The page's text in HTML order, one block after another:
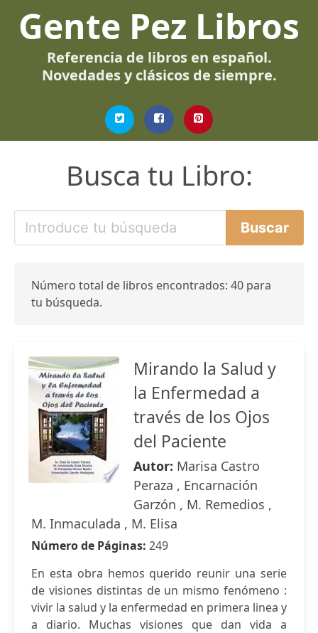
Gente Pez Libros
Referencia de libros en español.
Novedades y clásicos de siempre.
Busca tu Libro:
Número total de libros encontrados: 40 para
tu búsqueda.
Mirando la Salud y
la Enfermedad a
través de los Ojos
del Paciente
Autor: Marisa Castro
Peraza , Encarnación
Garzón , M. Remedios ,
M. Inmaculada , M. Elisa
Número de Páginas: 249
En esta obra hemos querido reunir una serie
de visiones distintas de un mismo fenómeno :
vivir la salud y la enfermedad en primera linea y
a diario. Muchas visiones que dan vida a